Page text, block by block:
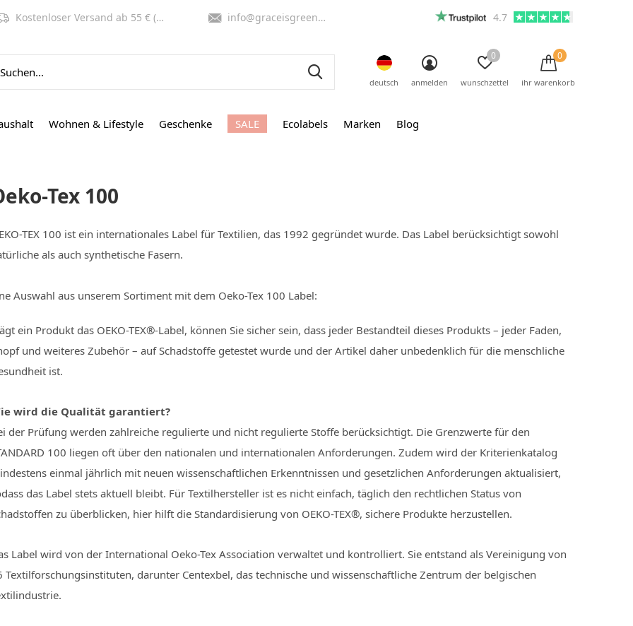
Wohnen & Lifestyle Geschenke SALE Ecolabels Marken Blog
deutsch anmelden wunschzettel
0
ihr warenkorb
0
Kostenloser Versand ab 55 € (NL, BE) info@graceisgreen.com 4.7
Tex 100
TEX 100 ist ein internationales Label für Textilien, das 1992 gegründet wurde. Das Label berücksichtigt sowohl
als auch synthetische Fasern.
Auswahl aus unserem Sortiment mit dem Oeko-Tex 100 Label:
ein Produkt das OEKO-TEX®-Label, können Sie sicher sein, dass jeder Bestandteil dieses Produkts – jeder Faden,
und weiteres Zubehör – auf Schadstoffe getestet wurde und der Artikel daher unbedenklich für die menschliche
ist.
wird die Qualität garantiert?
der Prüfung werden zahlreiche regulierte und nicht regulierte Stoffe berücksichtigt. Die Grenzwerte für den
100 liegen oft über den nationalen und internationalen Anforderungen. Zudem wird der Kriterienkatalog
einmal jährlich mit neuen wissenschaftlichen Erkenntnissen und gesetzlichen Anforderungen aktualisiert,
das Label stets aktuell bleibt. Für Textilhersteller ist es nicht einfach, täglich den rechtlichen Status von
zu überblicken, hier hilft die Standardisierung von OEKO-TEX®, sichere Produkte herzustellen.
Label wird von der International Oeko-Tex Association verwaltet und kontrolliert. Sie entstand als Vereinigung von
Textilforschungsinstituten, darunter Centexbel, das technische und wissenschaftliche Zentrum der belgischen